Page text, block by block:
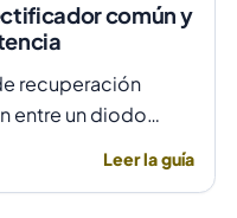
común y
recuperación
entre un diodo
Leer la guía